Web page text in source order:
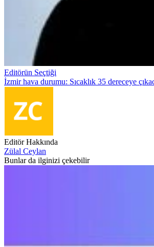
Editörün Seçtiği
İzmir hava durumu: Sıcaklık 35 dereceye
Editör Hakkında
Zülal Ceylan
Bunlar da ilginizi çekebilir